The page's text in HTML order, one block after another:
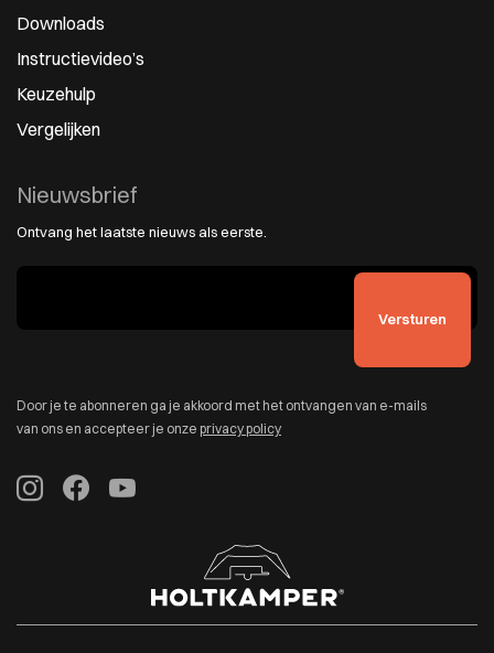
Downloads
Instructievideo’s
Keuzehulp
Vergelijken
Nieuwsbrief
Ontvang het laatste nieuws als eerste.
Door je te abonneren ga je akkoord met het ontvangen van e-mails
van ons en accepteer je onze privacy policy